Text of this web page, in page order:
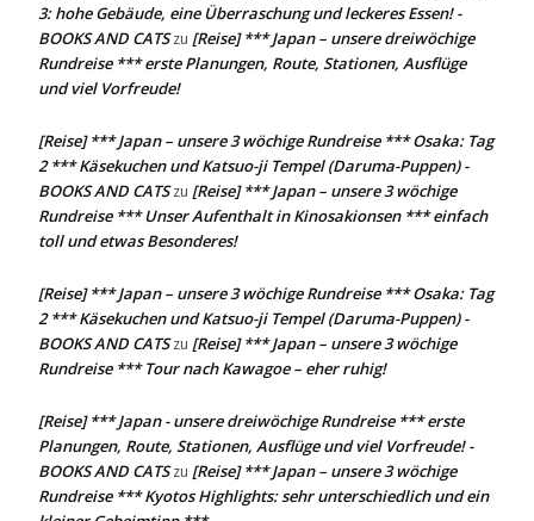
3: hohe Gebäude, eine Überraschung und leckeres Essen! -
BOOKS AND CATSzu [Reise] *** Japan – unsere dreiwöchige
Rundreise *** erste Planungen, Route, Stationen, Ausflüge
und viel Vorfreude!
[Reise] *** Japan – unsere 3 wöchige Rundreise *** Osaka: Tag
2 *** Käsekuchen und Katsuo-ji Tempel (Daruma-Puppen) -
BOOKS AND CATSzu [Reise] *** Japan – unsere 3 wöchige
Rundreise *** Unser Aufenthalt in Kinosakionsen *** einfach
toll und etwas Besonderes!
[Reise] *** Japan – unsere 3 wöchige Rundreise *** Osaka: Tag
2 *** Käsekuchen und Katsuo-ji Tempel (Daruma-Puppen) -
BOOKS AND CATSzu [Reise] *** Japan – unsere 3 wöchige
Rundreise *** Tour nach Kawagoe – eher ruhig!
[Reise] *** Japan - unsere dreiwöchige Rundreise *** erste
Planungen, Route, Stationen, Ausflüge und viel Vorfreude! -
BOOKS AND CATSzu [Reise] *** Japan – unsere 3 wöchige
Rundreise *** Kyotos Highlights: sehr unterschiedlich und ein